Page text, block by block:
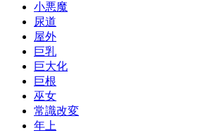
小悪魔
尿道
屋外
巨乳
巨大化
巨根
巫女
常識改変
年上